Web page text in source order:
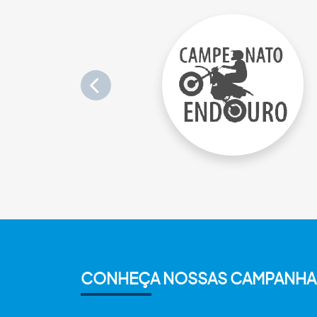
CONHEÇA NOSSAS